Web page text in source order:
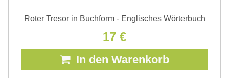
Roter Tresor in Buchform - Englisches Wörterbuch
17 €
In den Warenkorb